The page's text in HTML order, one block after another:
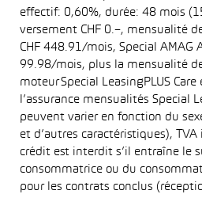
effectif: 0,60%, durée: 48 mois
versement CHF 0.–, mensualité
CHF 448.91/mois, Special AMAG
99.98/mois, plus la mensualité
moteur Special LeasingPLUS
l’assurance mensualités Special
peuvent varier en fonction du
et d’autres caractéristiques), TVA
crédit est interdit s’il entraîne le
consommatrice ou du
pour les contrats conclus